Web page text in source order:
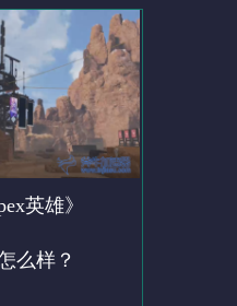
英雄》
么样？